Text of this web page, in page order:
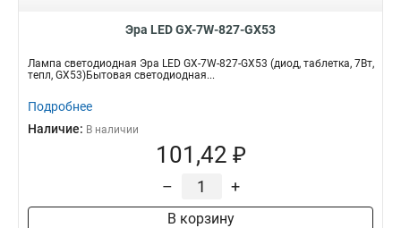
Эра LED GX-7W-827-GX53
Лампа светодиодная Эра LED GX-7W-827-GX53 (диод, таблетка, 7Вт,
тепл, GX53)Бытовая светодиодная...
Подробнее
Наличие: В наличии
101,42 ₽
– +
В корзину